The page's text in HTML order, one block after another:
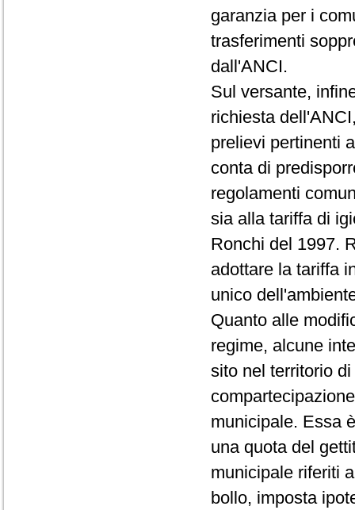
garanzia per i
trasferimenti
dall'ANCI.
Sul versante,
richiesta
prelievi pertinenti
conta di
regolamenti
sia alla tariffa di
Ronchi del 1997.
adottare la tariffa
unico
Quanto alle
regime, alcune
sito nel territorio
municipale. Essa
una quota del
municipale riferiti
bollo, imposta